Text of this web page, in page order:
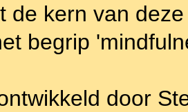
de kern van
begrip
door